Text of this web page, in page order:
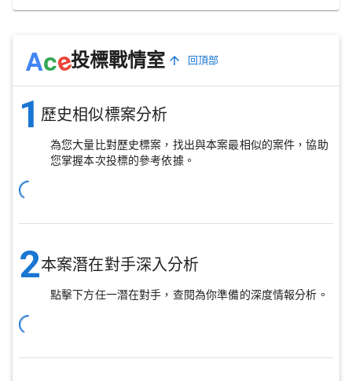
Ace投標戰情室 回頂部
1 歷史相似標案分析
為您大量比對歷史標案，找出與本案最相似的案件，協助
您掌握本次投標的參考依據。
2本案潛在對手深入分析
點擊下方任一潛在對手，查閱為你準備的深度情報分析。